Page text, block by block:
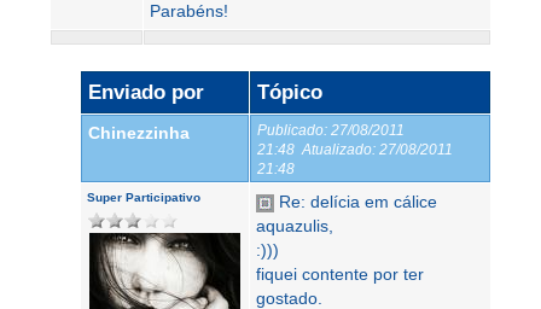
Parabéns!
Enviado por Tópico
Chinezzinha Publicado: 27/08/2011
21:48 Atualizado: 27/08/2011
21:48
Super Participativo
Re: delícia em cálice
aquazulis,
:)))
fiquei contente por ter
gostado.